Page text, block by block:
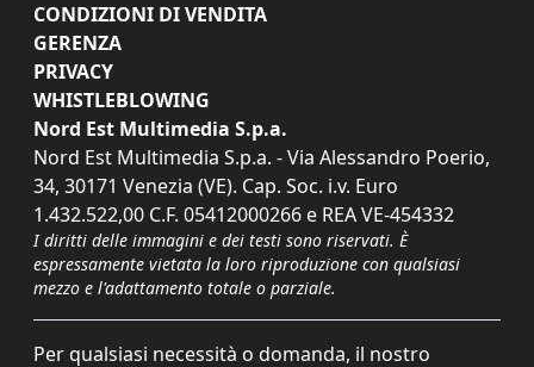
CONDIZIONI DI VENDITA
GERENZA
PRIVACY
WHISTLEBLOWING
Nord Est Multimedia S.p.a.
Nord Est Multimedia S.p.a. - Via Alessandro Poerio,
34, 30171 Venezia (VE). Cap. Soc. i.v. Euro
1.432.522,00 C.F. 05412000266 e REA VE-454332
I diritti delle immagini e dei testi sono riservati. È
espressamente vietata la loro riproduzione con qualsiasi
mezzo e l'adattamento totale o parziale.
Per qualsiasi necessità o domanda, il nostro